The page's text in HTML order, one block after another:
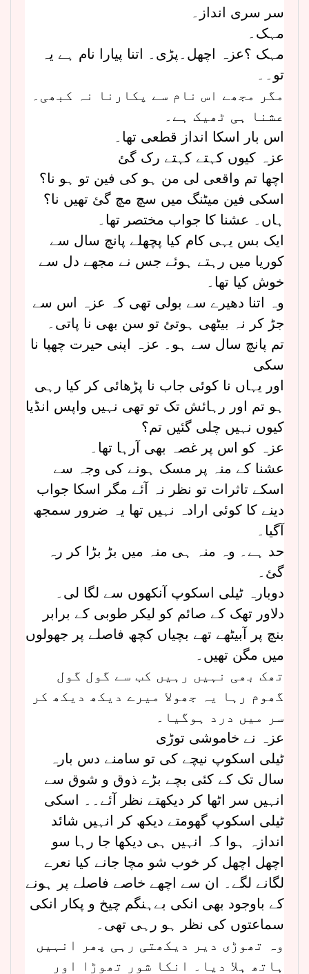
سر سری انداز۔
مہک۔
مہک ؟عزہ اچھل۔پڑی۔ اتنا پیارا نام ہے یہ
تو۔۔
مگر مجھے اس نام سے پکارنا نہ کبھی۔
عشنا ہی ٹھیک ہے۔
اس بار اسکا انداز قطعی تھا۔
عزہ کیوں کہتے کہتے رک گئ
اچھا تم واقعی لی من ہو کی فین تو ہو نا؟
اسکی فین میٹنگ میں سچ مچ گئ تھیں نا؟
ہاں۔ عشنا کا جواب مختصر تھا۔
ایک بس یہی کام کیا پچھلے پانچ سال سے
کوریا میں رہتے ہوئے جس نے مجھے دل سے
خوش کیا تھا۔
وہ اتنا دھیرے سے بولی تھی کہ عزہ اس سے
جڑ کر نہ بیٹھی ہوتئ تو سن بھی نا پاتی۔
تم پانچ سال سے ہو۔ عزہ اپنی حیرت چھپا نا
سکی
اور یہاں نا کوئی جاب نا پڑھائی کر کیا رہی
ہو تم اور رہائش تک تو تھی نہیں واپس انڈیا
کیوں نہیں چلی گئیں تم؟
عزہ کو اس پر غصہ بھی آرہا تھا۔
عشنا کے منہ پر مسک ہونے کی وجہ سے
اسکے تاثرات تو نظر نہ آئے مگر اسکا جواب
دینے کا کوئی ارادہ نہیں تھا یہ ضرور سمجھ
آگیا۔
حد ہے۔ وہ منہ ہی منہ میں بڑ بڑا کر رہ
گئ۔
دوبارہ ٹیلی اسکوپ آنکھوں سے لگا لی۔
دلاور تھک کے صائم کو لیکر طوبی کے برابر
بنچ پر آبیٹھے تھے بچیاں کچھ فاصلے پر جھولوں
میں مگن تھیں۔
تھک بھی نہیں رہیں کب سے گول گول
گھوم رہا یہ جھولا میرے دیکھ دیکھ کر
سر میں درد ہوگیا۔
عزہ نے خاموشی توڑی
ٹیلی اسکوپ نیچے کی تو سامنے دس بارہ
سال تک کے کئی بچے بڑے ذوق و شوق سے
انہیں سر اٹھا کر دیکھتے نظر آئے۔۔ اسکی
ٹیلی اسکوپ گھومتے دیکھ کر انہیں شائد
اندازہ ہوا کہ انہیں ہی دیکھا جا رہا سو
اچھل اچھل کر خوب شو مچا جانے کیا نعرے
لگانے لگے۔ ان سے اچھے خاصے فاصلے پر ہونے
کے باوجود بھی انکی بےہنگم چیخ و پکار انکی
سماعتوں کی نظر ہو رہی تھی۔
وہ تھوڑی دیر دیکھتی رہی پھر انہیں
ہاتھ ہلا دیا۔ انکا شور تھوڑا اور